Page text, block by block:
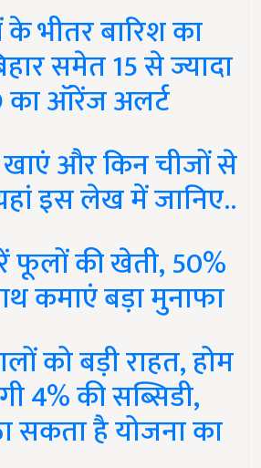
भीतर बारिश का
समेत 15 से ज्यादा
का ऑरेंज अलर्ट
और किन चीजों से
इस लेख में जानिए..
फूलों की खेती, 50%
कमाएं बड़ा मुनाफा
को बड़ी राहत, होम
4% की सब्सिडी,
सकता है योजना का